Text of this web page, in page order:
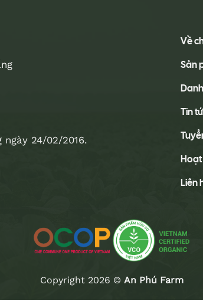
24/02/2016.
Về
Sản
Tin
Liên
Copyright 2026 © An Phú Farm